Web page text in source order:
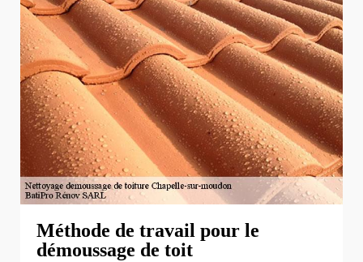
Méthode de travail pour le
démoussage de toit